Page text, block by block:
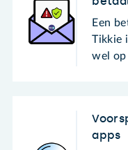
Een
Tikkie
wel op
apps